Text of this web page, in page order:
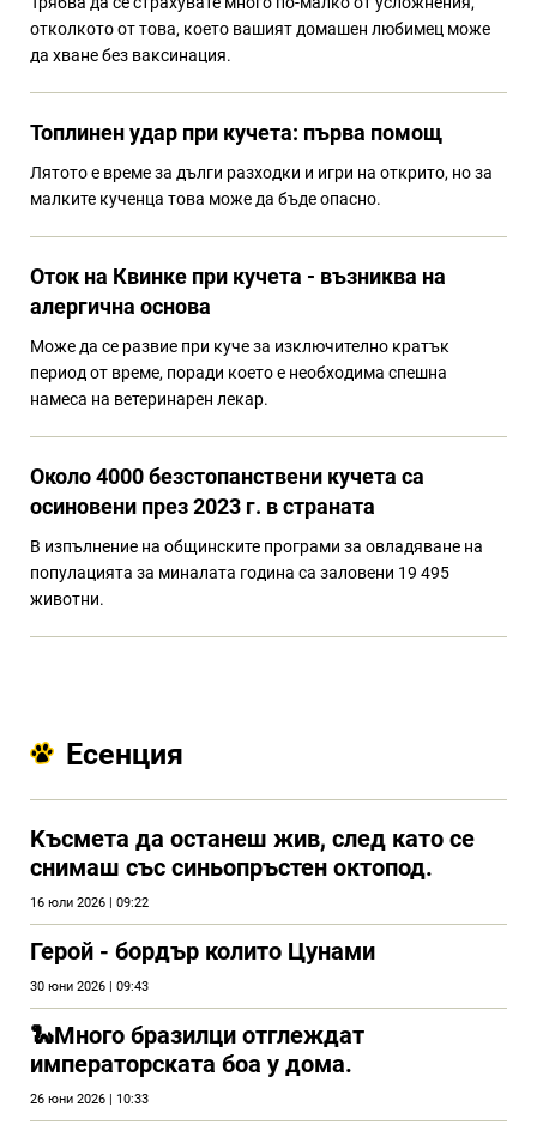
отколкото от това, което вашият домашен любимец може
да хване без ваксинация.
Топлинен удар при кучета: първа помощ
Лятото е време за дълги разходки и игри на открито, но за
малките кученца това може да бъде опасно.
Оток на Квинке при кучета - възниква на
алергична основа
Може да се развие при куче за изключително кратък
период от време, поради което е необходима спешна
намеса на ветеринарен лекар.
Около 4000 безстопанствени кучета са
осиновени през 2023 г. в страната
В изпълнение на общинските програми за овладяване на
популацията за миналата година са заловени 19 495
животни.
Есенция
Kъсмета да останеш жив, след като се
снимаш със синьопръстен октопод.
16 юли 2026 | 09:22
Герой - бордър колито Цунами
30 юни 2026 | 09:43
🐍Много бразилци отглеждат
императорската боа у дома.
26 юни 2026 | 10:33